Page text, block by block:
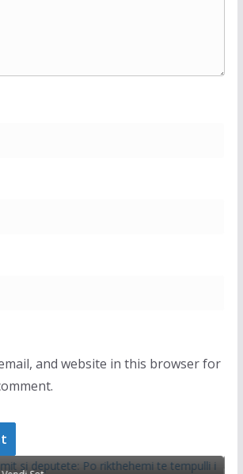
and website in this browser for
për t’i
Kurti thotë se
zgjidhur çështjen e